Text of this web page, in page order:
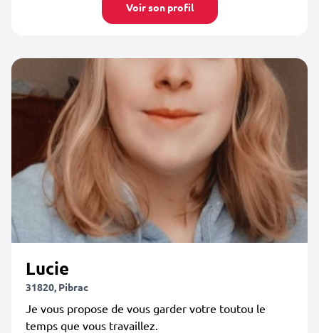
Voir son profil
Lucie
31820, Pibrac
Je vous propose de vous garder votre toutou le
temps que vous travaillez.